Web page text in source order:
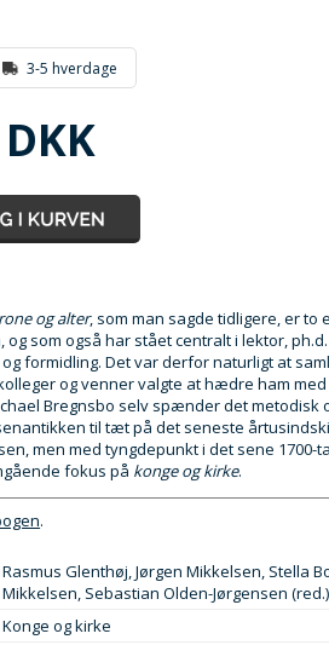
3-5 hverdage
DKK
og alter, som man sagde tidligere, er to
som også har stået centralt i lektor,
formidling. Det var derfor naturligt at
og venner valgte at hædre ham
Bregnsbo selv spænder det metodisk
til tæt på det seneste
men med tyngdepunkt i det sene 1700-
fokus på konge og kirke.
.
Rasmus Glenthøj, Jørgen Mikkelsen, Stella
Mikkelsen, Sebastian Olden-Jørgensen (red.)
Konge og kirke